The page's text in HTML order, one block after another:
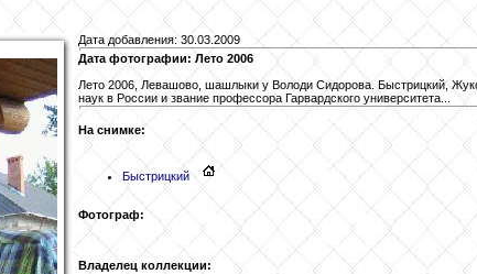
Дата добавления: 30.03.2009
Дата фотографии: Лето 2006
Лето 2006, Левашово, шашлыки у Володи Сидорова. Быстрицкий,
наук в России и звание профессора Гарвардского университета...
На снимке:
Быстрицкий
Фотограф:
Владелец коллекции: